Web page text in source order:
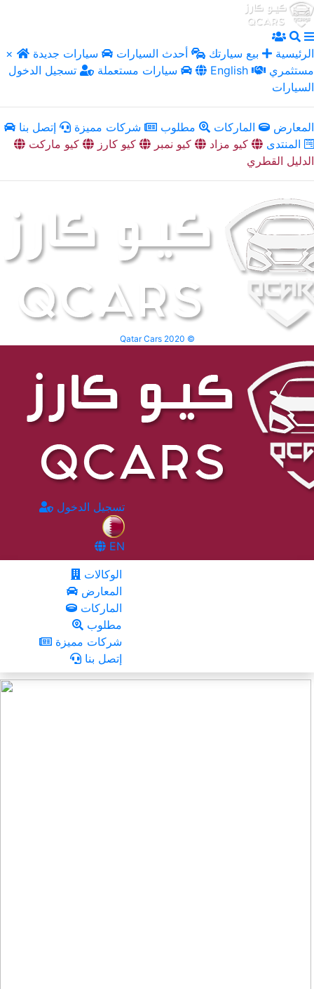
× الرئيسية بيع سيارتك أحدث السيارات
سيارات جديدة
سيارات مستعملة
تسجيل الدخول English
السيارات
المعارض الماركات مطلوب شركات مميزة
إتصل بنا
المنتدى
كيو مزاد كيو نمبر كيو كارز
كيو ماركت
الدليل القطري
Qatar Cars 2020 ©
تسجيل الدخول
EN
الوكالات
المعارض
الماركات
مطلوب
شركات مميزة
إتصل بنا